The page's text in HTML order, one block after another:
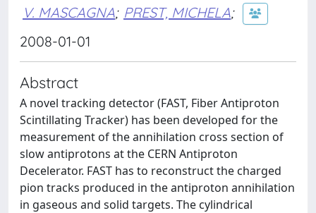
V. MASCAGNA; PREST, MICHELA;
2008-01-01
Abstract
A novel tracking detector (FAST, Fiber Antiproton
Scintillating Tracker) has been developed for the
measurement of the annihilation cross section of
slow antiprotons at the CERN Antiproton
Decelerator. FAST has to reconstruct the charged
pion tracks produced in the antiproton annihilation
in gaseous and solid targets. The cylindrical